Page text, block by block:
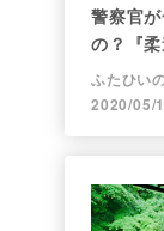
警察官
の？『
ふたひい
2020/05/